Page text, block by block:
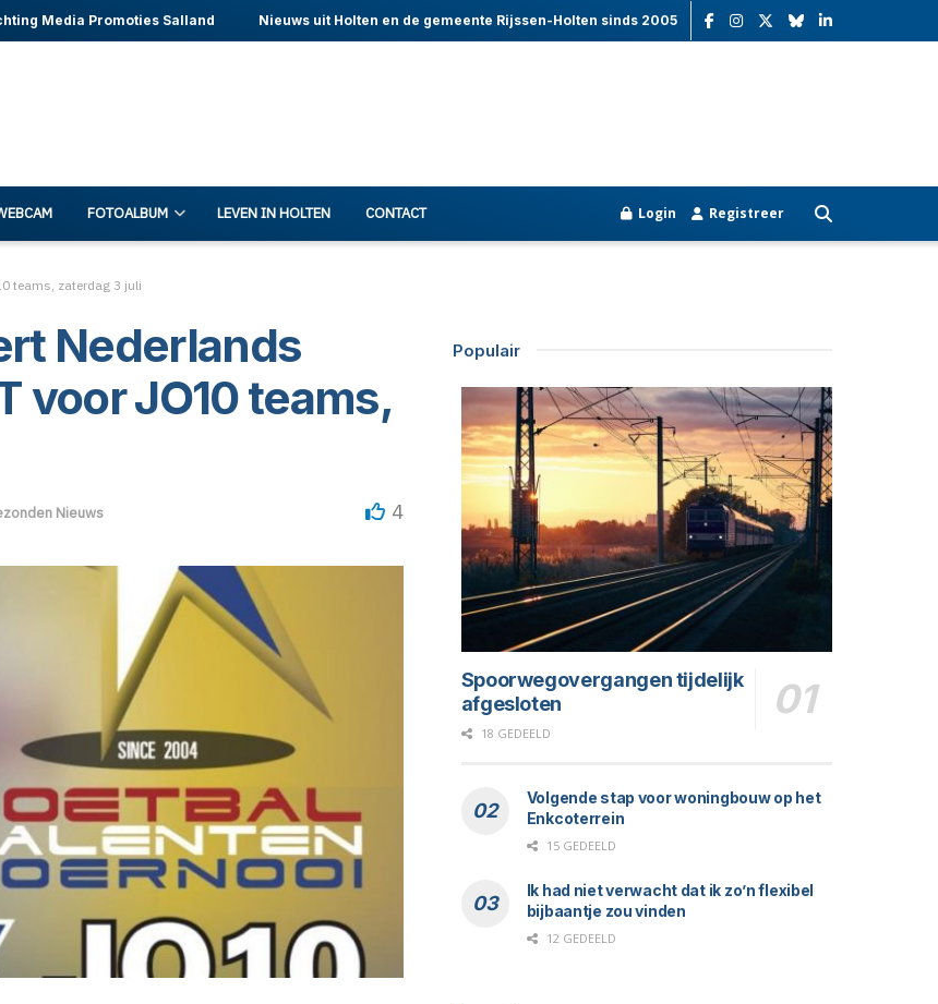
Media Promoties Salland Nieuws uit Holten en de gemeente Rijssen-Holten sinds 2005
FOTOALBUM LEVEN IN HOLTEN CONTACT Login Registreer
teams, zaterdag 3 juli
Nederlands
voor JO10 teams,
Nieuws 4
Populair
Spoorwegovergangen tijdelijk
afgesloten
18 GEDEELD
Volgende stap voor woningbouw op het
Enkcoterrein
15 GEDEELD
Ik had niet verwacht dat ik zo’n flexibel
bijbaantje zou vinden
12 GEDEELD